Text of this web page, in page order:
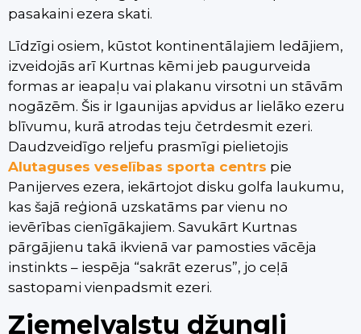
pasakaini ezera skati.
Līdzīgi osiem, kūstot kontinentālajiem ledājiem,
izveidojās arī Kurtnas kēmi jeb paugurveida
formas ar ieapaļu vai plakanu virsotni un stāvām
nogāzēm. Šis ir Igaunijas apvidus ar lielāko ezeru
blīvumu, kurā atrodas teju četrdesmit ezeri.
Daudzveidīgo reljefu prasmīgi pielietojis
Alutaguses veselības sporta centrs pie
Panijerves ezera, iekārtojot disku golfa laukumu,
kas šajā reģionā uzskatāms par vienu no
ievērības cienīgākajiem. Savukārt Kurtnas
pārgājienu takā ikvienā var pamosties vācēja
instinkts – iespēja “sakrāt ezerus”, jo ceļā
sastopami vienpadsmit ezeri.
Ziemeļvalstu džungļi